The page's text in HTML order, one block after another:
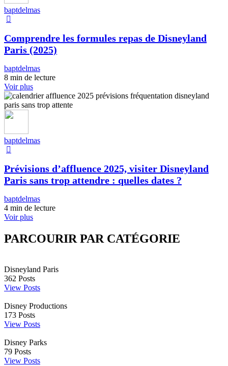
baptdelmas
Comprendre les formules repas de Disneyland
Paris (2025)
baptdelmas
8 min de lecture
Voir plus
baptdelmas
Prévisions d’affluence 2025, visiter Disneyland
Paris sans trop attendre : quelles dates ?
baptdelmas
4 min de lecture
Voir plus
PARCOURIR PAR CATÉGORIE
Disneyland Paris
362 Posts
View Posts
Disney Productions
173 Posts
View Posts
Disney Parks
79 Posts
View Posts